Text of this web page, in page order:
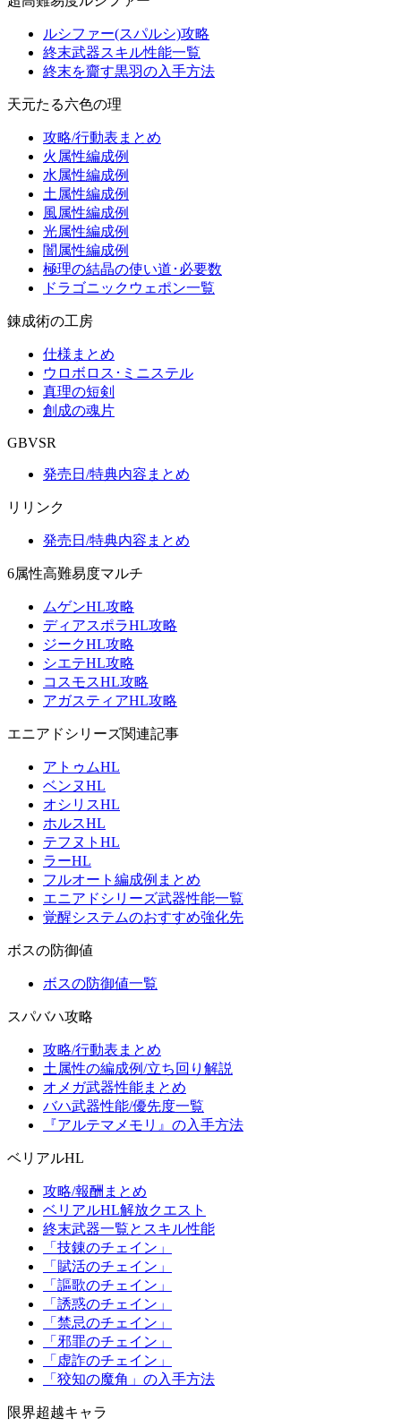
ルシファー(スパルシ)攻略
終末武器スキル性能一覧
終末を齎す黒羽の入手方法
天元たる六色の理
攻略/行動表まとめ
火属性編成例
水属性編成例
土属性編成例
風属性編成例
光属性編成例
闇属性編成例
極理の結晶の使い道･必要数
ドラゴニックウェポン一覧
錬成術の工房
仕様まとめ
ウロボロス･ミニステル
真理の短剣
創成の魂片
GBVSR
発売日/特典内容まとめ
リリンク
発売日/特典内容まとめ
6属性高難易度マルチ
ムゲンHL攻略
ディアスポラHL攻略
ジークHL攻略
シエテHL攻略
コスモスHL攻略
アガスティアHL攻略
エニアドシリーズ関連記事
アトゥムHL
ベンヌHL
オシリスHL
ホルスHL
テフヌトHL
ラーHL
フルオート編成例まとめ
エニアドシリーズ武器性能一覧
覚醒システムのおすすめ強化先
ボスの防御値
ボスの防御値一覧
スパバハ攻略
攻略/行動表まとめ
土属性の編成例/立ち回り解説
オメガ武器性能まとめ
バハ武器性能/優先度一覧
『アルテマメモリ』の入手方法
ベリアルHL
攻略/報酬まとめ
ベリアルHL解放クエスト
終末武器一覧とスキル性能
「技錬のチェイン」
「賦活のチェイン」
「謳歌のチェイン」
「誘惑のチェイン」
「禁忌のチェイン」
「邪罪のチェイン」
「虚詐のチェイン」
「狡知の魔角」の入手方法
限界超越キャラ